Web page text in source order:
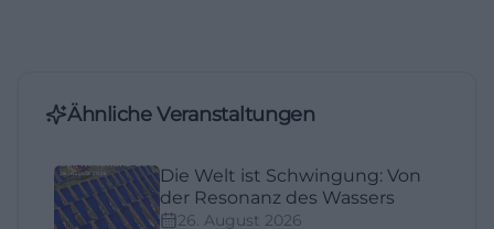
Ähnliche Veranstaltungen
Die Welt ist Schwingung: Von
der Resonanz des Wassers
26. August 2026